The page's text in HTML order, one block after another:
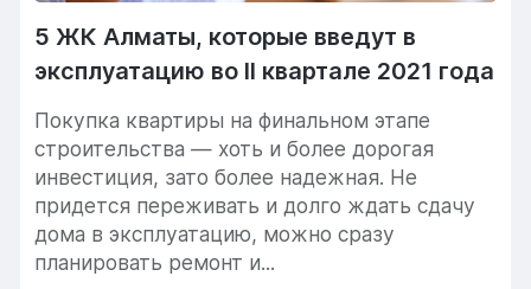
5 ЖК Алматы, которые введут в
эксплуатацию во II квартале 2021 года
Покупка квартиры на финальном этапе
строительства — хоть и более дорогая
инвестиция, зато более надежная. Не
придется переживать и долго ждать сдачу
дома в эксплуатацию, можно сразу
планировать ремонт и...